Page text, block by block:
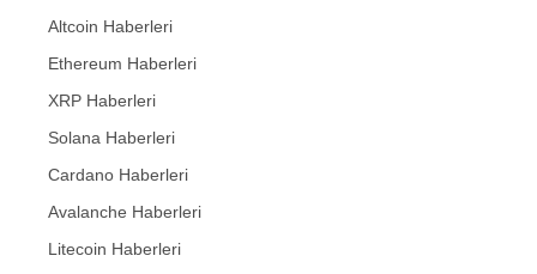
Altcoin Haberleri
Ethereum Haberleri
XRP Haberleri
Solana Haberleri
Cardano Haberleri
Avalanche Haberleri
Litecoin Haberleri